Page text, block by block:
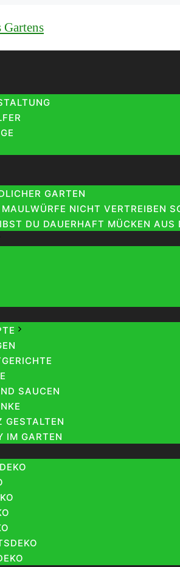
GARTEN
NICHT VERTREIBEN
DU DAUERHAFT MÜCKEN AUS
SAUCEN
GESTALTEN
IM GARTEN